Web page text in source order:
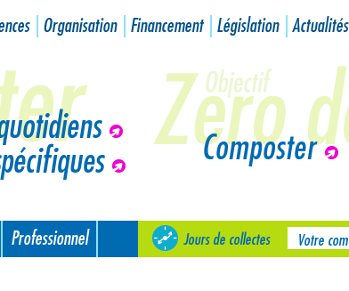
Organisation Financement Législation Actualités
Composter
Professionnel
Jours de collectes